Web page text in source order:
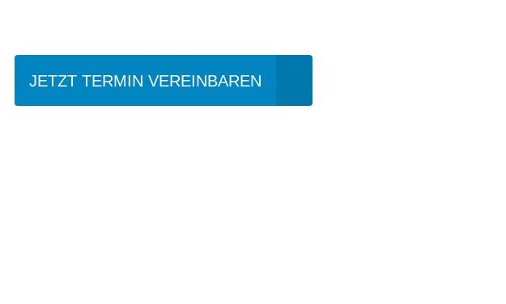
JETZT TERMIN VEREINBAREN